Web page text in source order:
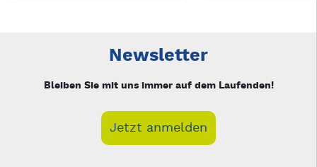
Newsletter
Bleiben Sie mit uns immer auf dem Laufenden!
Jetzt anmelden